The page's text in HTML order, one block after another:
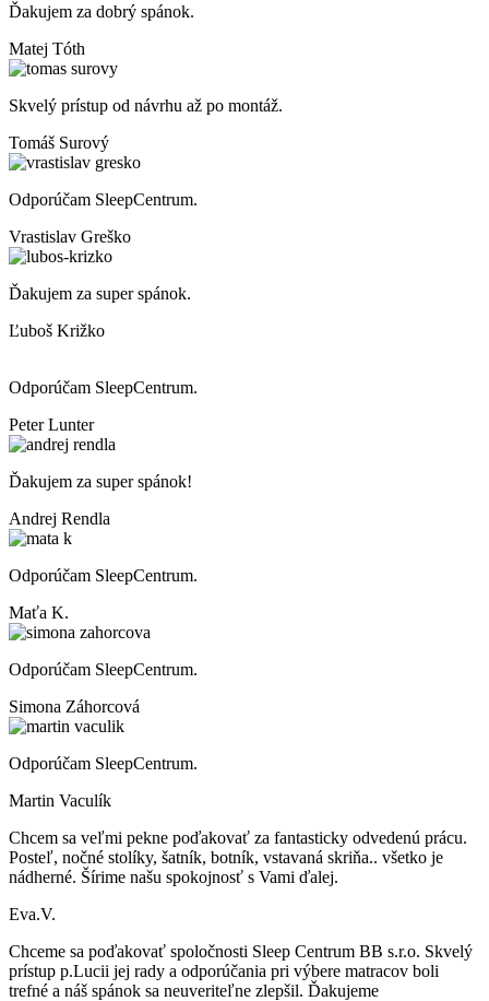
Ďakujem za dobrý spánok.
Matej Tóth
Skvelý prístup od návrhu až po montáž.
Tomáš Surový
Odporúčam SleepCentrum.
Vrastislav Greško
Ďakujem za super spánok.
Ľuboš Križko
Odporúčam SleepCentrum.
Peter Lunter
Ďakujem za super spánok!
Andrej Rendla
Odporúčam SleepCentrum.
Maťa K.
Odporúčam SleepCentrum.
Simona Záhorcová
Odporúčam SleepCentrum.
Martin Vaculík
Chcem sa veľmi pekne poďakovať za fantasticky odvedenú prácu.
Posteľ, nočné stolíky, šatník, botník, vstavaná skriňa.. všetko je
nádherné. Šírime našu spokojnosť s Vami ďalej.
Eva.V.
Chceme sa poďakovať spoločnosti Sleep Centrum BB s.r.o. Skvelý
prístup p.Lucii jej rady a odporúčania pri výbere matracov boli
trefné a náš spánok sa neuveriteľne zlepšil. Ďakujeme